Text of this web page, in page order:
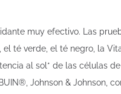
muy efectivo. Las
té verde, el té negro, la
al sol* de las células
Johnson & Johnson,